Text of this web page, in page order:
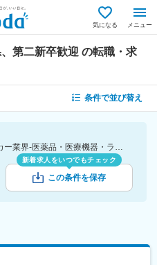
気になる メニュー
第二新卒歓迎 の転職・求
条件で並び替え
[勤務地]岡山県 [業種]医薬品メーカー業界-医薬品・医療機器・ライフサイエンス・医療系サービス [詳細条件](募集・採用情報)第二新卒歓迎
新着求人をいつでもチェック
この条件を保存